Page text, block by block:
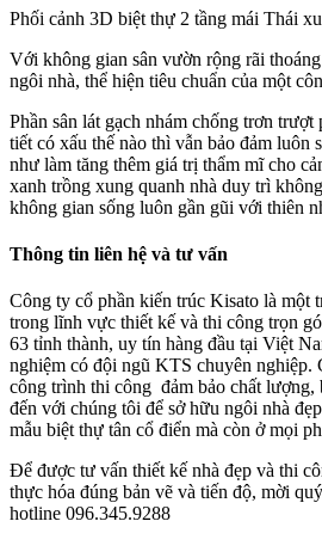
Phối cảnh 3D biệt thự 2 tầng mái Thái
Với không gian sân vườn rộng rãi
ngôi nhà, thể hiện tiêu chuẩn của một
Phần sân lát gạch nhám chống trơn
tiết có xấu thế nào thì vẫn bảo đảm luôn
như làm tăng thêm giá trị thẩm mĩ cho
xanh trồng xung quanh nhà duy trì
không gian sống luôn gần gũi với thiên
Thông tin liên hệ và tư vấn
Công ty cổ phần kiến trúc Kisato là một
trong lĩnh vực thiết kế và thi công trọn
63 tỉnh thành, uy tín hàng đầu tại Việt
nghiệm có đội ngũ KTS chuyên nghiệp.
công trình thi công đảm bảo chất lượng,
đến với chúng tôi để sở hữu ngôi nhà
mẫu biệt thự tân cổ điển mà còn ở mọi
Để được tư vấn thiết kế nhà đẹp và thi
thực hóa đúng bản vẽ và tiến độ, mời
hotline 096.345.9288